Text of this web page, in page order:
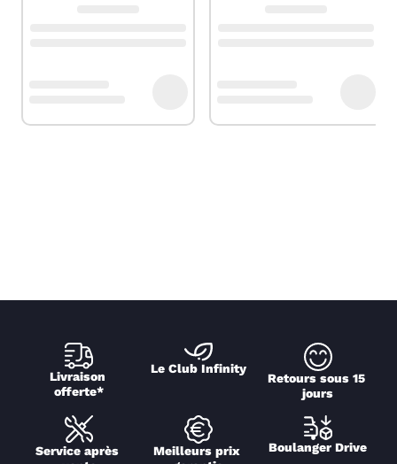
Livraison
offerte*
Le Club Infinity
Retours sous 15
jours
Service après
Meilleurs prix
Boulanger Drive